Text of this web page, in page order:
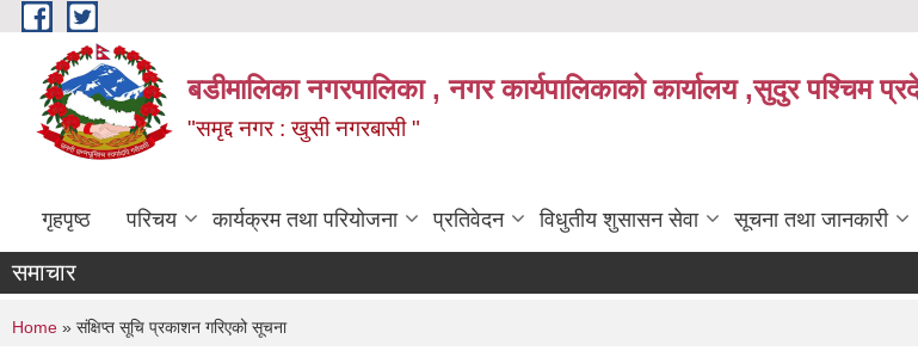
Skip to main content
बडीमालिका नगरपालिका , नगर कार्यपालिकाको कार्यालय ,सुदुर पश्चिम
"समृद्द नगर : खुसी नगरबासी "
गृहपृष्ठ परिचय कार्यक्रम तथा परियोजना प्रतिवेदन विधुतीय शुसासन सेवा सूचना तथा जानकारी
समाचार
You are here
Home » संक्षिप्त सूचि प्रकाशन गरिएको सूचना